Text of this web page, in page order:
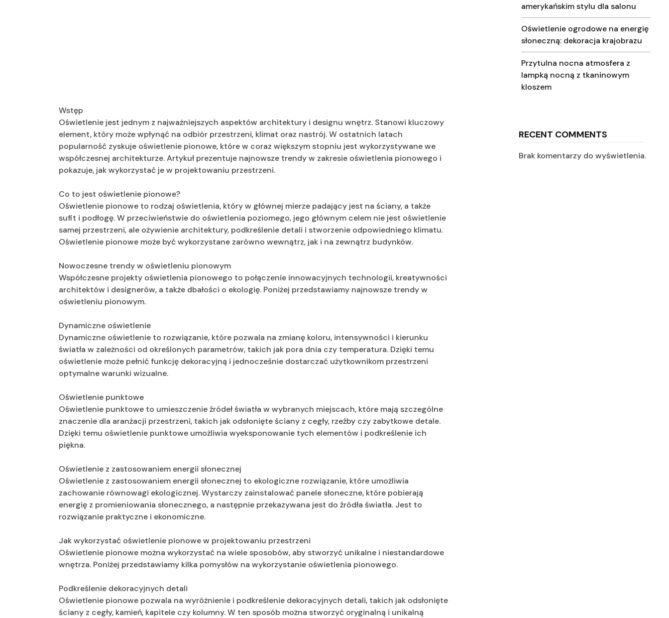
amerykańskim stylu dla salonu
Oświetlenie ogrodowe na energię
słoneczną: dekoracja krajobrazu
Przytulna nocna atmosfera z
lampką nocną z tkaninowym
kloszem
RECENT COMMENTS
Brak komentarzy do wyświetlenia.
Wstęp
Oświetlenie jest jednym z najważniejszych aspektów architektury i designu wnętrz. Stanowi kluczowy
element, który może wpłynąć na odbiór przestrzeni, klimat oraz nastrój. W ostatnich latach
popularność zyskuje oświetlenie pionowe, które w coraz większym stopniu jest wykorzystywane we
współczesnej architekturze. Artykuł prezentuje najnowsze trendy w zakresie oświetlenia pionowego i
pokazuje, jak wykorzystać je w projektowaniu przestrzeni.
Co to jest oświetlenie pionowe?
Oświetlenie pionowe to rodzaj oświetlenia, który w głównej mierze padający jest na ściany, a także
sufit i podłogę. W przeciwieństwie do oświetlenia poziomego, jego głównym celem nie jest oświetlenie
samej przestrzeni, ale ożywienie architektury, podkreślenie detali i stworzenie odpowiedniego klimatu.
Oświetlenie pionowe może być wykorzystane zarówno wewnątrz, jak i na zewnątrz budynków.
Nowoczesne trendy w oświetleniu pionowym
Współczesne projekty oświetlenia pionowego to połączenie innowacyjnych technologii, kreatywności
architektów i designerów, a także dbałości o ekologię. Poniżej przedstawiamy najnowsze trendy w
oświetleniu pionowym.
Dynamiczne oświetlenie
Dynamiczne oświetlenie to rozwiązanie, które pozwala na zmianę koloru, intensywności i kierunku
światła w zależności od określonych parametrów, takich jak pora dnia czy temperatura. Dzięki temu
oświetlenie może pełnić funkcję dekoracyjną i jednocześnie dostarczać użytkownikom przestrzeni
optymalne warunki wizualne.
Oświetlenie punktowe
Oświetlenie punktowe to umieszczenie źródeł światła w wybranych miejscach, które mają szczególne
znaczenie dla aranżacji przestrzeni, takich jak odsłonięte ściany z cegły, rzeźby czy zabytkowe detale.
Dzięki temu oświetlenie punktowe umożliwia wyeksponowanie tych elementów i podkreślenie ich
piękna.
Oświetlenie z zastosowaniem energii słonecznej
Oświetlenie z zastosowaniem energii słonecznej to ekologiczne rozwiązanie, które umożliwia
zachowanie równowagi ekologicznej. Wystarczy zainstalować panele słoneczne, które pobierają
energię z promieniowania słonecznego, a następnie przekazywana jest do źródła światła. Jest to
rozwiązanie praktyczne i ekonomiczne.
Jak wykorzystać oświetlenie pionowe w projektowaniu przestrzeni
Oświetlenie pionowe można wykorzystać na wiele sposobów, aby stworzyć unikalne i niestandardowe
wnętrza. Poniżej przedstawiamy kilka pomysłów na wykorzystanie oświetlenia pionowego.
Podkreślenie dekoracyjnych detali
Oświetlenie pionowe pozwala na wyróżnienie i podkreślenie dekoracyjnych detali, takich jak odsłonięte
ściany z cegły, kamień, kapitele czy kolumny. W ten sposób można stworzyć oryginalną i unikalną